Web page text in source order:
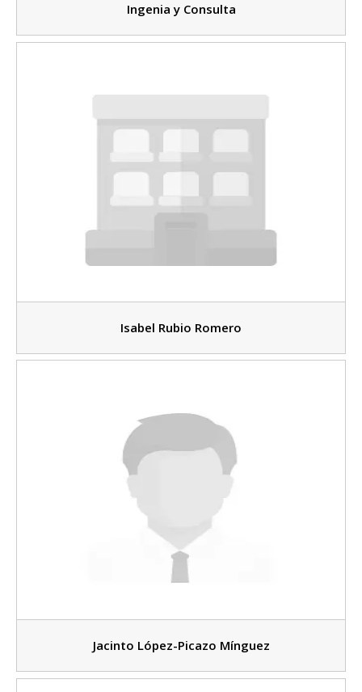
Ingenia y Consulta
Isabel Rubio Romero
Jacinto López-Picazo Mínguez